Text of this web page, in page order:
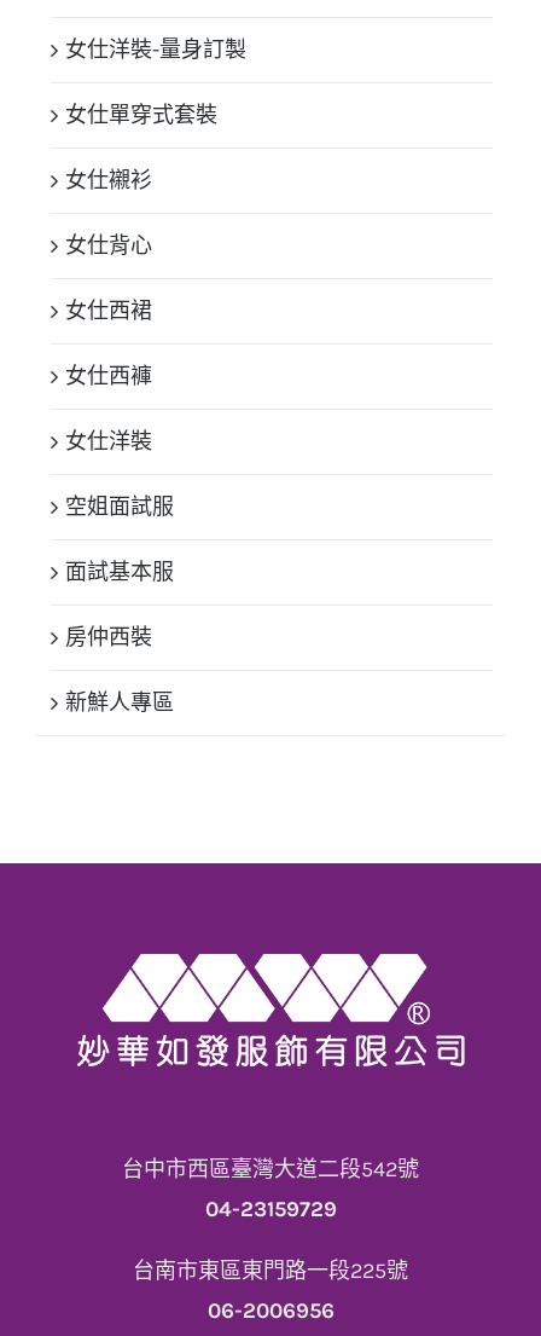
女仕洋裝-量身訂製
女仕單穿式套裝
女仕襯衫
女仕背心
女仕西裙
女仕西褲
女仕洋裝
空姐面試服
面試基本服
房仲西裝
新鮮人專區
台中市西區臺灣大道二段542號
04-23159729
台南市東區東門路一段225號
06-2006956